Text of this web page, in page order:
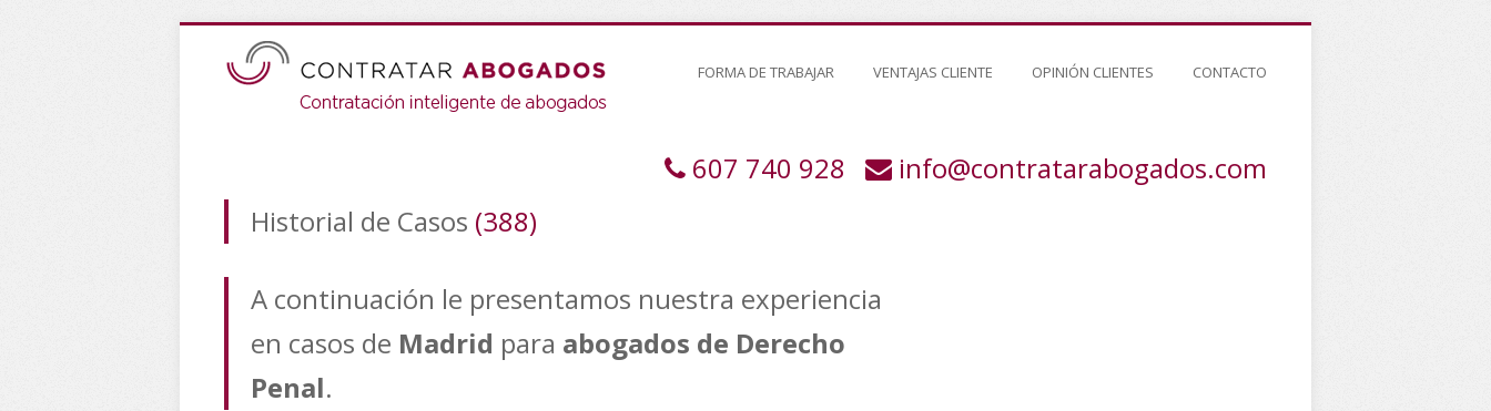
FORMA DE TRABAJAR VENTAJAS CLIENTE OPINIÓN CLIENTES CONTACTO
607 740 928
info@contratarabogados.com
Historial de Casos (388)
A continuación le presentamos nuestra experiencia
en casos de Madrid para abogados de Derecho
Penal.